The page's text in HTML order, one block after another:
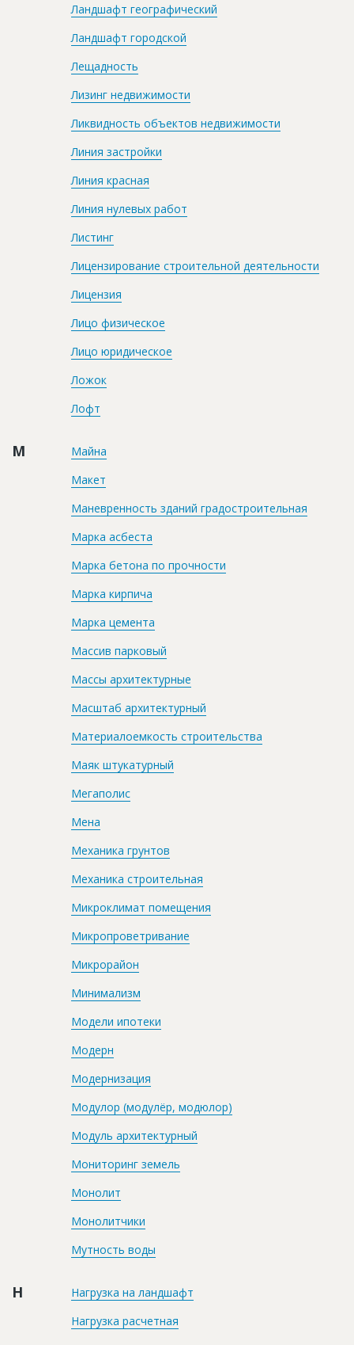
Ландшафт географический
Ландшафт городской
Лещадность
Лизинг недвижимости
Ликвидность объектов недвижимости
Линия застройки
Линия красная
Линия нулевых работ
Листинг
Лицензирование строительной деятельности
Лицензия
Лицо физическое
Лицо юридическое
Ложок
Лофт
М
Майна
Макет
Маневренность зданий градостроительная
Марка асбеста
Марка бетона по прочности
Марка кирпича
Марка цемента
Массив парковый
Массы архитектурные
Масштаб архитектурный
Материалоемкость строительства
Маяк штукатурный
Мегаполис
Мена
Механика грунтов
Механика строительная
Микроклимат помещения
Микропроветривание
Микрорайон
Минимализм
Модели ипотеки
Модерн
Модернизация
Модулор (модулёр, модюлор)
Модуль архитектурный
Мониторинг земель
Монолит
Монолитчики
Мутность воды
Н
Нагрузка на ландшафт
Нагрузка расчетная